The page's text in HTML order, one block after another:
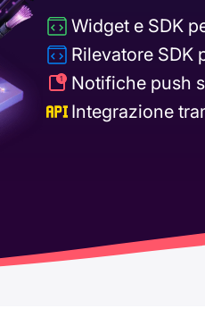
Widget e SDK
Rilevatore SDK
Notifiche push
Integrazione